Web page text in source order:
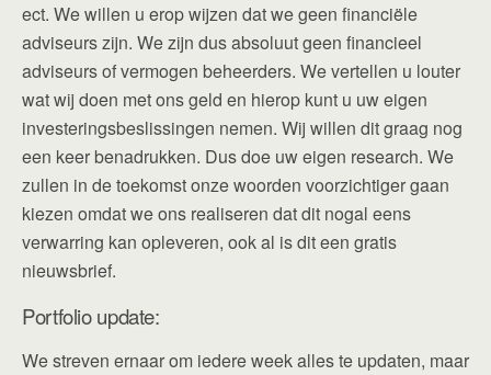
ect. We willen u erop wijzen dat we geen financiële
adviseurs zijn. We zijn dus absoluut geen financieel
adviseurs of vermogen beheerders. We vertellen u louter
wat wij doen met ons geld en hierop kunt u uw eigen
investeringsbeslissingen nemen. Wij willen dit graag nog
een keer benadrukken. Dus doe uw eigen research. We
zullen in de toekomst onze woorden voorzichtiger gaan
kiezen omdat we ons realiseren dat dit nogal eens
verwarring kan opleveren, ook al is dit een gratis
nieuwsbrief.
Portfolio update:
We streven ernaar om iedere week alles te updaten, maar